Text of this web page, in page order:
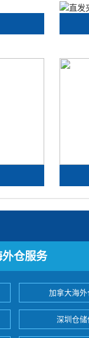
仓服务
加拿大海
深圳仓